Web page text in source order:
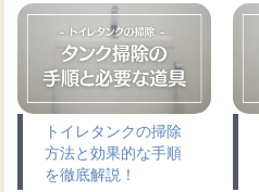
トイレタンクの掃除
方法と効果的な手順
を徹底解説！